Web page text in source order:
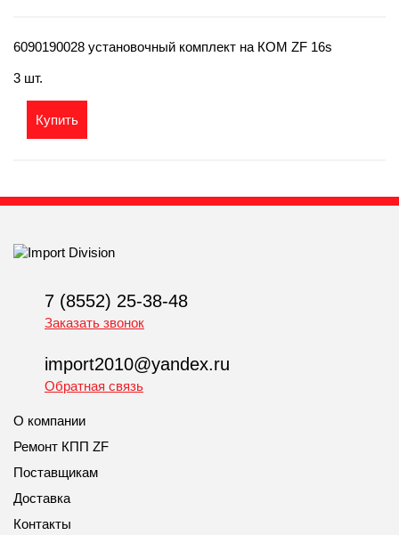
6090190028 установочный комплект на КОМ ZF 16s
3 шт.
Купить
7 (8552) 25-38-48
Заказать звонок
import2010@yandex.ru
Обратная связь
О компании
Ремонт КПП ZF
Поставщикам
Доставка
Контакты